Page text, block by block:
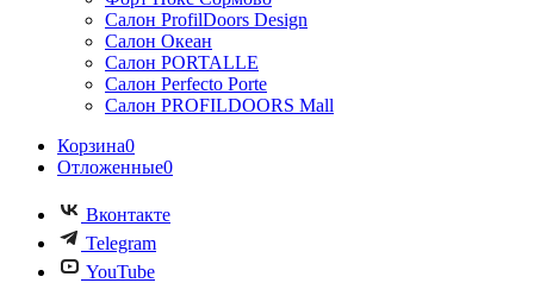
Салон ProfilDoors Design
Салон Океан
Салон PORTALLE
Салон Perfecto Portе
Салон PROFILDOORS Mall
Корзина0
Отложенные0
Вконтакте
Telegram
YouTube